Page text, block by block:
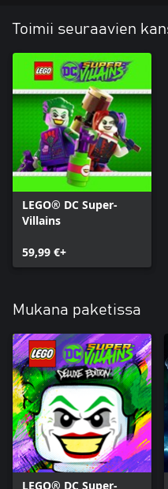
Toimii seuraavien
LEGO® DC Super-
Villains
59,99 €+
Mukana paketissa
LEGO® DC Super-